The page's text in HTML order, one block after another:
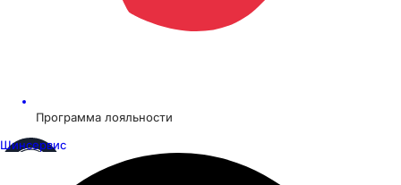
Программа лояльности
Шинсервис